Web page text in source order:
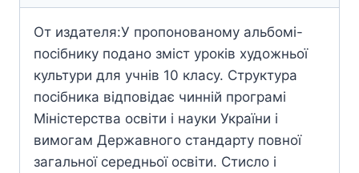
От издателя:У пропонованому альбомі-
посібнику подано зміст уроків художньої
культури для учнів 10 класу. Структура
посібника відповідає чинній програмі
Міністерства освіти і науки України і
вимогам Державного стандарту повної
загальної середньої освіти. Стисло і